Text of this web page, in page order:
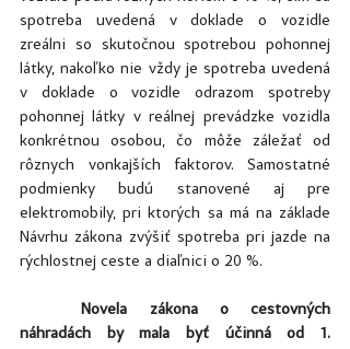
spotreba uvedená v doklade o vozidle
zreálni so skutočnou spotrebou pohonnej
látky, nakoľko nie vždy je spotreba uvedená
v doklade o vozidle odrazom spotreby
pohonnej látky v reálnej prevádzke vozidla
konkrétnou osobou, čo môže záležať od
rôznych vonkajších faktorov. Samostatné
podmienky budú stanovené aj pre
elektromobily, pri ktorých sa má na základe
Návrhu zákona zvýšiť spotreba pri jazde na
rýchlostnej ceste a diaľnici o 20 %.
	Novela zákona o cestovných
náhradách by mala byť účinná od 1.